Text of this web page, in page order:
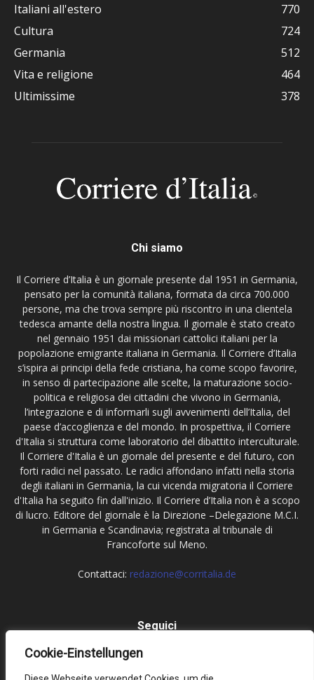
Cookie-Einstellungen
Italiani all'estero
770
Cultura
724
Germania
512
Vita e religione
464
Ultimissime
378
Chi siamo
Il Corriere d’Italia è un giornale presente dal 1951 in Germania,
pensato per la comunità italiana, formata da circa 700.000
persone, ma che trova sempre più riscontro in una clientela
tedesca amante della nostra lingua. Il giornale è stato creato
nel gennaio 1951 dai missionari cattolici italiani per la
popolazione emigrante italiana in Germania. Il Corriere d’Italia
s’ispira ai principi della fede cristiana, ha come scopo favorire,
in senso di partecipazione alle scelte, la maturazione socio-
politica e religiosa dei cittadini che vivono in Germania,
l’integrazione e di informarli sugli avvenimenti dell’Italia, del
paese d’accoglienza e del mondo. In prospettiva, il Corriere
d'Italia si struttura come laboratorio del dibattito interculturale.
Il Corriere d'Italia è un giornale del presente e del futuro, con
forti radici nel passato. Le radici affondano infatti nella storia
degli italiani in Germania, la cui vicenda migratoria il Corriere
d'Italia ha seguito fin dall'inizio. Il Corriere d’Italia non è a scopo
di lucro. Editore del giornale è la Direzione –Delegazione M.C.I.
in Germania e Scandinavia; registrata al tribunale di
Francoforte sul Meno.
Contattaci: redazione@corritalia.de
Seguici